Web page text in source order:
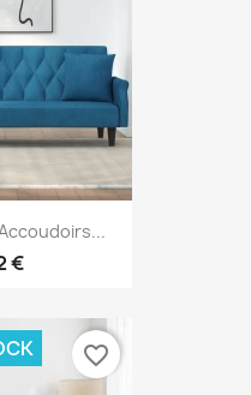
€
favorite_border